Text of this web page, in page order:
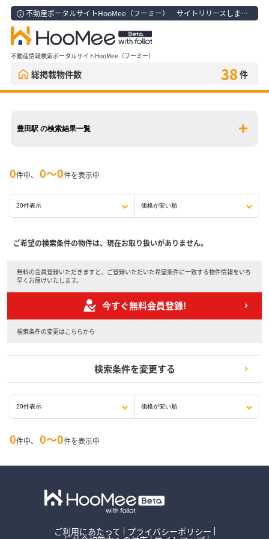
不動産ポータルサイトHooMee（フーミー） サイトリリースしました！
不動産情報検索ポータルサイトHooMee（フーミー）
総掲載物件数 38 件
豊田駅 の検索結果一覧
0件中、 0〜0件を表示中
ご希望の検索条件の物件は、現在お取り扱いがありません。
無料の会員登録いただきますと、ご登録いただいた希望条件に一致する物件情報をいち
早くお届けいたします。
今すぐ無料会員登録!
検索条件の変更はこちらから
検索条件を変更する
0件中、 0〜0件を表示中
ご利用にあたって プライバシーポリシー